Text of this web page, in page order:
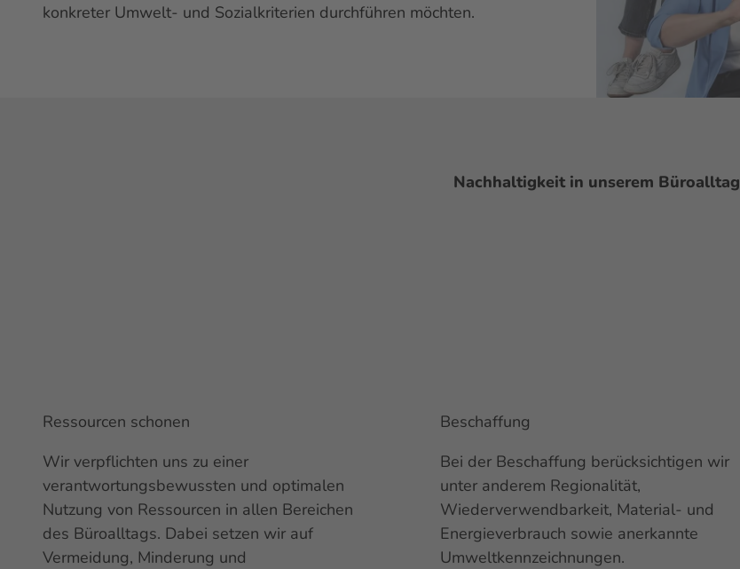
konkreter Umwelt- und Sozialkriterien durchführen möchten.
Nachhaltigkeit in unserem Büroalltag
Ressourcen schonen
Wir verpflichten uns zu einer
verantwortungsbewussten und optimalen
Nutzung von Ressourcen in allen Bereichen
des Büroalltags. Dabei setzen wir auf
Vermeidung, Minderung und
Beschaffung
Bei der Beschaffung berücksichtigen wir
unter anderem Regionalität,
Wiederverwendbarkeit, Material- und
Energieverbrauch sowie anerkannte
Umweltkennzeichnungen.